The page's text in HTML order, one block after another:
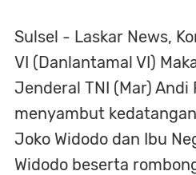
Sulsel - Laskar News,
VI (Danlantamal VI)
Jenderal TNI (Mar) Andi
menyambut
Joko Widodo dan Ibu
Widodo beserta